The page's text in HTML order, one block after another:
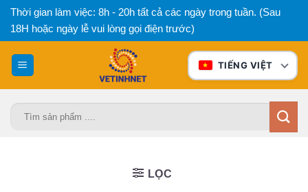
Bỏ
qua
nội
dung
Thời gian làm việc: 8h - 20h tất cả các ngày trong tuần. (Sau
18H hoặc ngày lễ vui lòng gọi điện trước)
TIẾNG VIỆT
LỌC